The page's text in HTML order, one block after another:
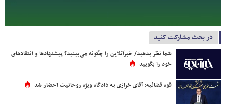
در بحث مشارکت کنید
شما نظر بدهید/ خبرآنلاین را چگونه می‌بینید؟ پیشنهادها و انتقادهای
خود را بگویید
قوه قضائیه: آقای خرازی به دادگاه ویژه روحانیت احضار شد